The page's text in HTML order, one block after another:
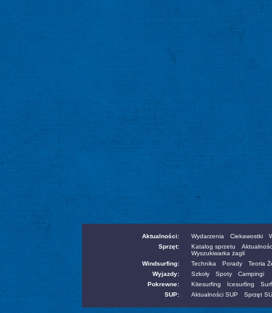
Aktualności: Wydarzenia Ciekawostki
Sprzęt:
Katalog sprzetu
Wyszukiwarka żagli
Windsurfing:
Technika Porady
Teoria
Wyjazdy:
Szkoły Spoty
Campingi
Pokrewne:
Kitesurfing Icesurfing
SUP:
Aktualności SUP Sprzęt